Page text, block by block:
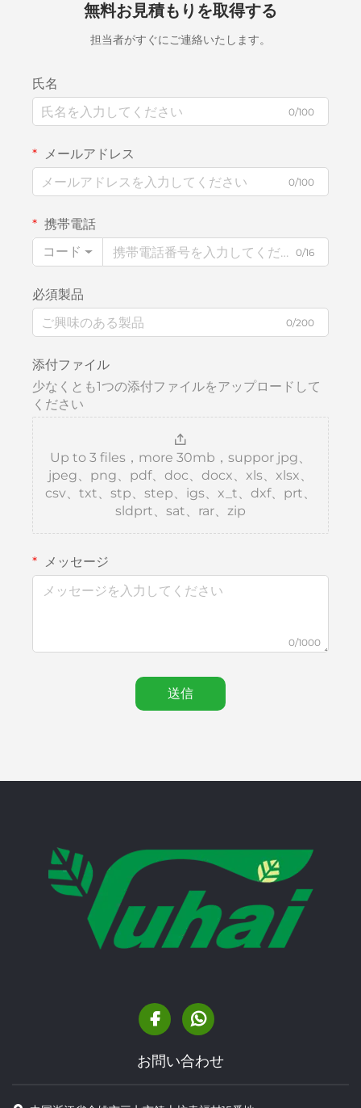
無料お見積もりを取得する
担当者がすぐにご連絡いたします。
氏名
0/100
メールアドレス
0/100
携帯電話
コード
0/16
必須製品
0/200
添付ファイル
少なくとも1つの添付ファイルをアップロードして
ください
Up to 3 files，more 30mb，suppor jpg、
jpeg、png、pdf、doc、docx、xls、xlsx、
csv、txt、stp、step、igs、x_t、dxf、prt、
sldprt、sat、rar、zip
メッセージ
0/1000
送信
お問い合わせ